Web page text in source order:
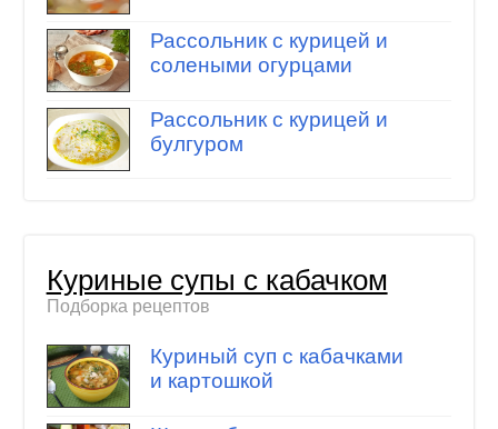
Рассольник с курицей и
солеными огурцами
Рассольник с курицей и
булгуром
Куриные супы с кабачком
Подборка рецептов
Куриный суп с кабачками
и картошкой